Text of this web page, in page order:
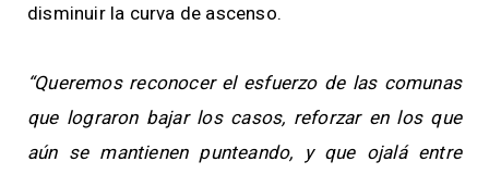
disminuir la curva de ascenso.
“Queremos reconocer el esfuerzo de las comunas
que lograron bajar los casos, reforzar en los que
aún se mantienen punteando, y que ojalá entre